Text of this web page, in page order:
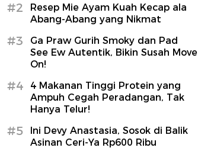
#2
Resep Mie Ayam Kuah Kecap ala
Abang-Abang yang Nikmat
#3
Ga Praw Gurih Smoky dan Pad
See Ew Autentik, Bikin Susah Move
On!
#4
4 Makanan Tinggi Protein yang
Ampuh Cegah Peradangan, Tak
Hanya Telur!
#5
Ini Devy Anastasia, Sosok di Balik
Asinan Ceri-Ya Rp600 Ribu